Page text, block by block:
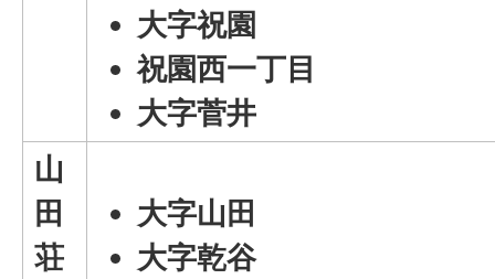
大字祝園
祝園西一丁目
大字菅井
山
田
荘
大字山田
大字乾谷